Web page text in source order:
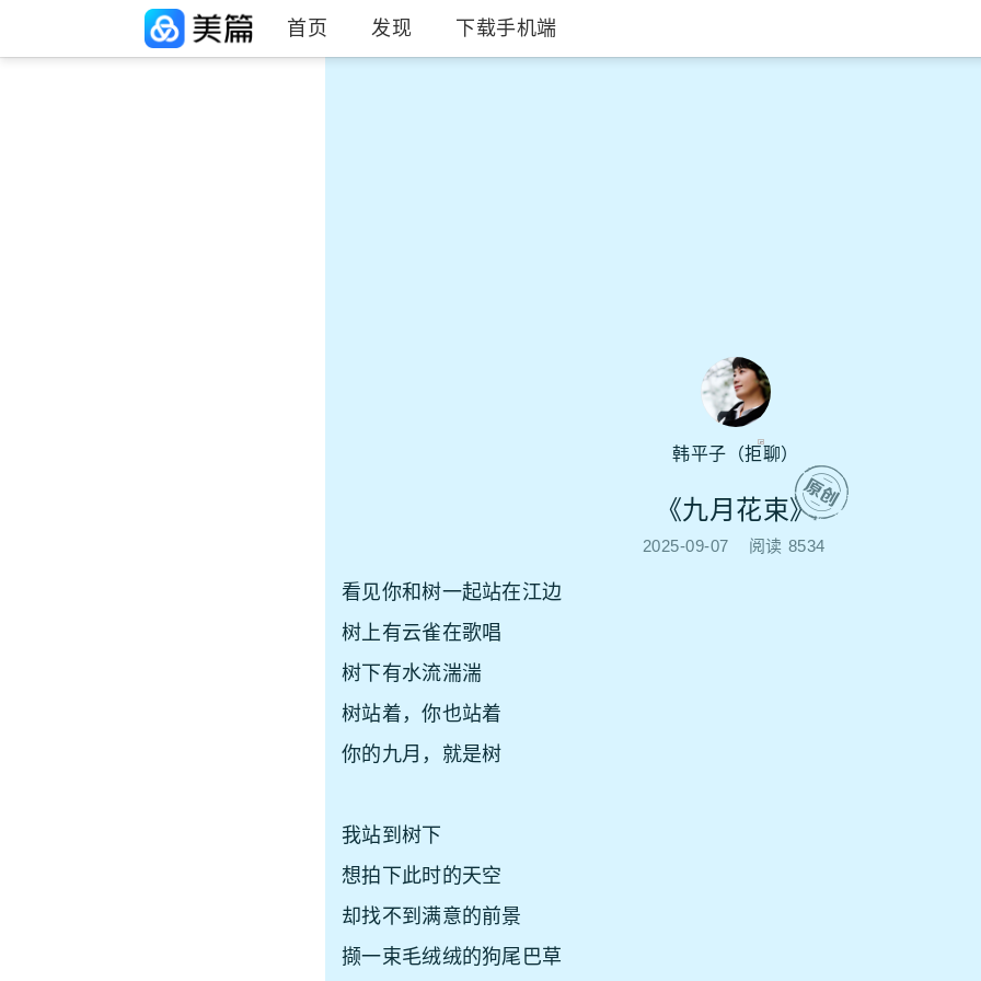
首页 发现 下载手机端
韩平子（拒聊）
《九月花束》
2025-09-07 阅读 8534
看见你和树一起站在江边
树上有云雀在歌唱
树下有水流湍湍
树站着，你也站着
你的九月，就是树
我站到树下
想拍下此时的天空
却找不到满意的前景
撷一束毛绒绒的狗尾巴草